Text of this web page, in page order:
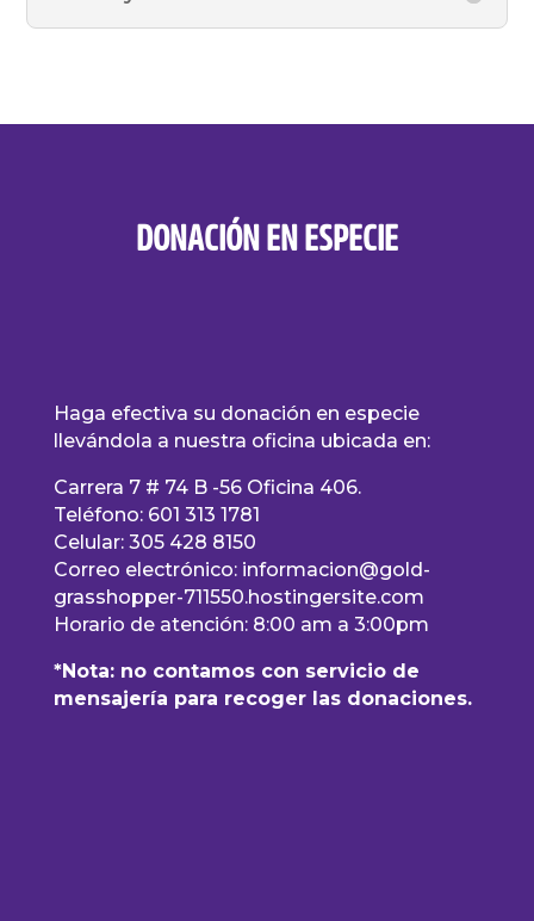
DONACIÓN EN ESPECIE
Haga efectiva su donación en especie
llevándola a nuestra oficina ubicada en:
Carrera 7 # 74 B -56 Oficina 406.
Teléfono: 601 313 1781
Celular: 305 428 8150
Correo electrónico: informacion@gold-
grasshopper-711550.hostingersite.com
Horario de atención: 8:00 am a 3:00pm
*Nota: no contamos con servicio de
mensajería para recoger las donaciones.